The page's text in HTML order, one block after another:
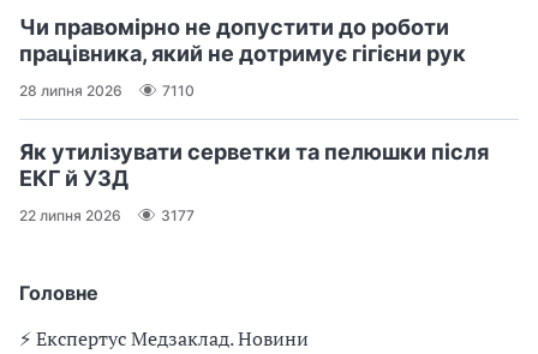
Головне
⚡️ Експертус Медзаклад. Новини
Чи правомірно не допустити до роботи
працівника, який не дотримує гігієни рук
28 липня 2026 7110
Як утилізувати серветки та пелюшки після
ЕКГ й УЗД
22 липня 2026 3177